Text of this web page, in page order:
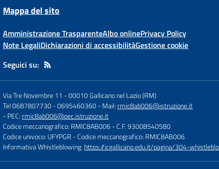
Mappa del sito
Amministrazione TrasparenteAlbo onlinePrivacy Policy
Note LegaliDichiarazioni di accessibilitàGestione cookie
Seguici su:
Via Tre Novembre 11 -00010 Gallicano nel Lazio (RM)
Tel 0687807730 - 0695460360- Mail: rmic8ab006@istruzione.it
- PEC: rmic8ab006@pec.istruzione.it
Codice meccanografico: RMIC8AB006- C.F. 93008540580
Codice univoco: UFYPGR - Codice meccanografico: RMIC8AB006
Informativa Whistleblowing: https://icgallicano.edu.it/pagina/304-